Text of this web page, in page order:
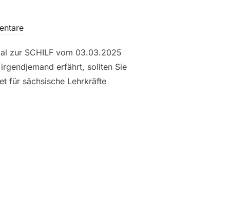
zur SCHILF vom 03.03.2025
erfährt, sollten Sie
für sächsische Lehrkräfte